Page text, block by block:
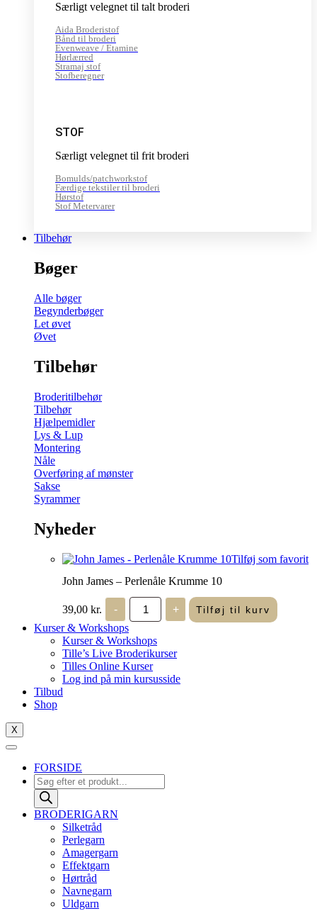
Særligt velegnet til talt broderi
Aida Broderistof
Bånd til broderi
Evenweave / Etamine
Hørlærred
Stramaj stof
Stofberegner
STOF
Særligt velegnet til frit broderi
Bomulds/patchworkstof
Færdige tekstiler til broderi
Hørstof
Stof Metervarer
Tilbehør
Bøger
Alle bøger
Begynderbøger
Let øvet
Øvet
Tilbehør
Broderitilbehør
Tilbehør
Hjælpemidler
Lys & Lup
Montering
Nåle
Overføring af mønster
Sakse
Syrammer
Nyheder
Tilføj som favorit
John James – Perlenåle Krumme 10
39,00 kr. -
John
James
-
Perlenåle
Krumme
10
antal
+ Tilføj til kurv
Kurser & Workshops
Kurser & Workshops
Tille’s Live Broderikurser
Tilles Online Kurser
Log ind på min kursusside
Tilbud
Shop
X
FORSIDE
Products
search
BRODERIGARN
Silketråd
Perlegarn
Amagergarn
Effektgarn
Hørtråd
Navnegarn
Uldgarn